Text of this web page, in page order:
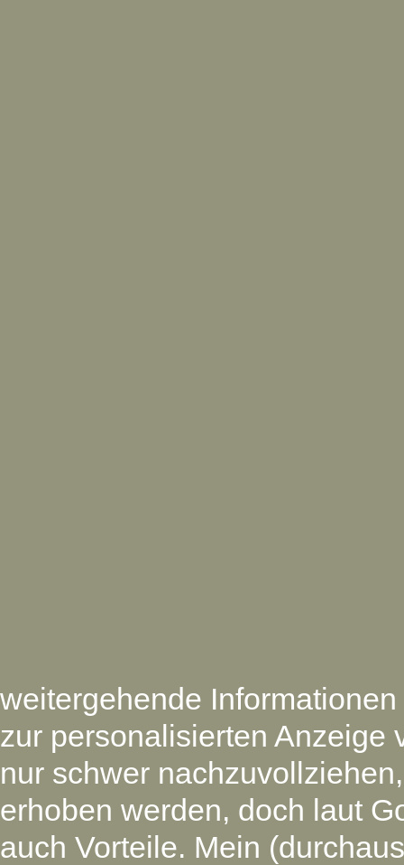
weitergehende
zur personalisierten Anzeige
nur schwer
erhoben werden, doch laut
auch Vorteile. Mein